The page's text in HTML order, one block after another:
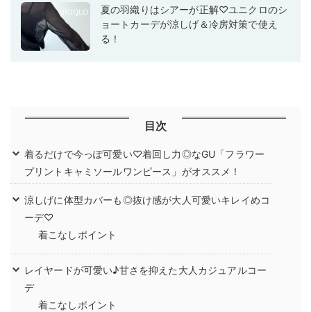
夏の羽織りはシアーが正解♡ユニクロのシ
ョートカーデが涼しげ＆冷房対策で使え
る！
目次
着るだけで今っぽ可愛い♡着回し力◎なGU「フラワー
プリントキャミソールワンピース」がオススメ！
涼しげに体型カバーも◎抜け感が大人可愛いキレイめコ
ーデ♡
着こなしポイント
レイヤードが可愛い♪甘さを抑えた大人カジュアルコー
デ
着こなしポイント